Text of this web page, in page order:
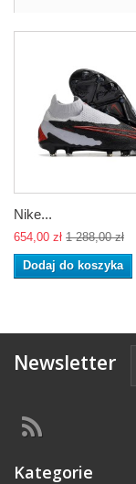
Nike...
654,00 zł 1 288,00 zł
Dodaj do koszyka
Newsletter
Kategorie